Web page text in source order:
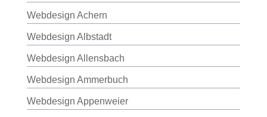
Webdesign Achern
Webdesign Albstadt
Webdesign Allensbach
Webdesign Ammerbuch
Webdesign Appenweier